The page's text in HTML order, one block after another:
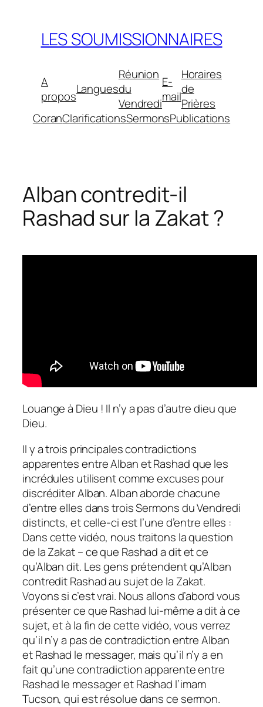
contenuLES SOUMISSIONNAIRES
A
proposLangues
Réunion
du
Vendredi
E-
mail
Horaires
de
Prières
CoranClarificationsSermonsPublications
Alban contredit-il
Rashad sur la Zakat ?
Louange à Dieu ! Il n’y a pas d’autre dieu que
Dieu.
Il y a trois principales contradictions
apparentes entre Alban et Rashad que les
incrédules utilisent comme excuses pour
discréditer Alban. Alban aborde chacune
d’entre elles dans trois Sermons du Vendredi
distincts, et celle-ci est l’une d’entre elles :
Dans cette vidéo, nous traitons la question
de la Zakat – ce que Rashad a dit et ce
qu’Alban dit. Les gens prétendent qu’Alban
contredit Rashad au sujet de la Zakat.
Voyons si c’est vrai. Nous allons d’abord vous
présenter ce que Rashad lui-même a dit à ce
sujet, et à la fin de cette vidéo, vous verrez
qu’il n’y a pas de contradiction entre Alban
et Rashad le messager, mais qu’il n’y a en
fait qu’une contradiction apparente entre
Rashad le messager et Rashad l’imam
Tucson, qui est résolue dans ce sermon.